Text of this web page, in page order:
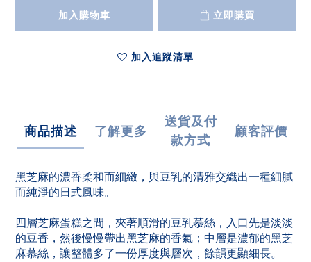
加入購物車 立即購買
加入追蹤清單
商品描述 了解更多
送貨及付
款方式
顧客評價
黑芝麻的濃香柔和而細緻，與豆乳的清雅交織出一種細膩
而純淨的日式風味。
四層芝麻蛋糕之間，夾著順滑的豆乳慕絲，入口先是淡淡
的豆香，然後慢慢帶出黑芝麻的香氣；中層是濃郁的黑芝
麻慕絲，讓整體多了一份厚度與層次，餘韻更顯細長。